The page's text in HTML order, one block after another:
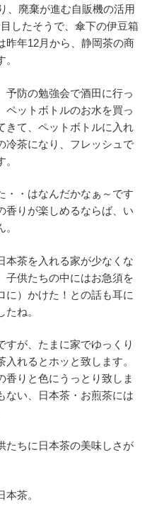
、廃棄が進む自販機の活用
したそうで、傘下の伊豆箱
昨年12月から、静岡茶の商
予防の勉強会で酒田に行っ
ペットボトルのお水を買っ
きて、ペットボトルに入れ
冷茶になり、フレッシュで
・・はなんだかなぁ～です
香りが楽しめるならば、い
本茶を入れる家が少なくな
子供たちの中にはお急須を
に）かけた！との話も耳に
ね。
すが、たまに家でゆっくり
れるとホッと致します。
香りと色にうっとり致しま
ない、日本茶・お煎茶には
たちに日本茶の美味しさが
茶。